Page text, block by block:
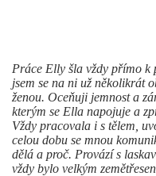
Práce Elly šla vždy přímo k
jsem se na ni už několikrát
ženou. Oceňuji jemnost a
kterým se Ella napojuje a
Vždy pracovala i s tělem,
celou dobu se mnou
dělá a proč. Provází s
vždy bylo velkým